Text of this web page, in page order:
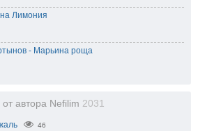
Лимония
- Марьина роща
автора Nefilim 2031
46